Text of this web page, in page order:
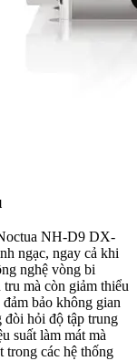
NH-D9 DX-
ngạc, ngay cả khi
nghệ vòng bi
mà còn giảm thiểu
bảo không gian
đòi hỏi độ tập trung
suất làm mát mà
trong các hệ thống